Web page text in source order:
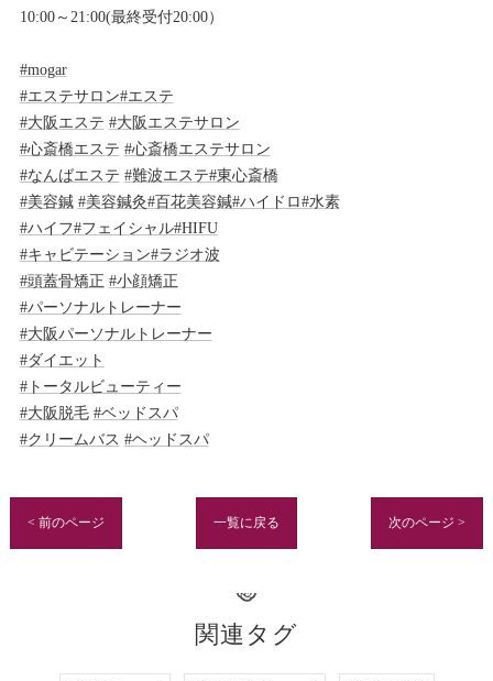
10:00～21:00(最終受付20:00）
#mogar
#エステサロン#エステ
#大阪エステ #大阪エステサロン
#心斎橋エステ #心斎橋エステサロン
#なんばエステ #難波エステ#東心斎橋
#美容鍼 #美容鍼灸#百花美容鍼#ハイドロ#水素
#ハイフ#フェイシャル#HIFU
#キャビテーション#ラジオ波
#頭蓋骨矯正 #小顔矯正
#パーソナルトレーナー
#大阪パーソナルトレーナー
#ダイエット
#トータルビューティー
#大阪脱毛 #ベッドスパ
#クリームバス #ヘッドスパ
< 前のページ 一覧に戻る 次のページ >
関連タグ